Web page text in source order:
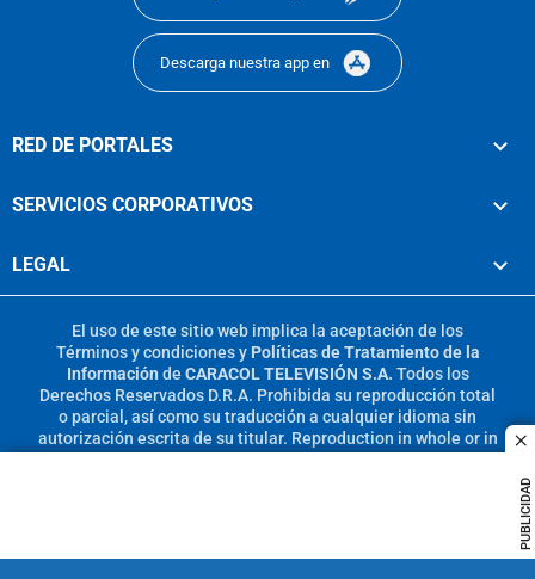
PUBLICIDAD
Descarga nuestra app en
RED DE PORTALES
SERVICIOS CORPORATIVOS
LEGAL
El uso de este sitio web implica la aceptación de los
Términos y condicionesy Políticas de Tratamiento de la
Información de CARACOL TELEVISIÓN S.A. Todos los
Derechos Reservados D.R.A. Prohibida su reproducción total
o parcial, así como su traducción a cualquier idioma sin
autorización escrita de su titular. Reproduction in whole or in